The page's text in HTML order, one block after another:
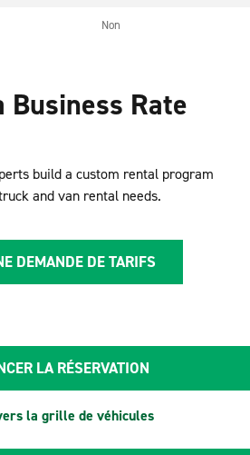
Non
Rate
build a custom rental program
and van rental needs.
DEMANDE DE TARIFS
la grille de véhicules
LA RÉSERVATION